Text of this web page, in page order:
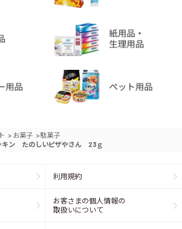
> お菓子 >駄菓子
キン たのしいピザやさん 23ｇ
利用規約
お客さまの個人情報の
取扱いについて